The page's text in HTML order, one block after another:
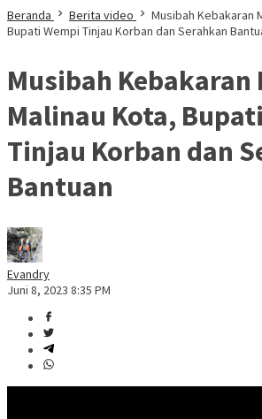
Beranda Berita video
Musibah Kebakaran
Bupati Wempi Tinjau Korban dan Serahkan
Musibah Kebakaran
Malinau Kota,
Tinjau Korban dan
Bantuan
Evandry
Juni 8, 2023 8:35 PM